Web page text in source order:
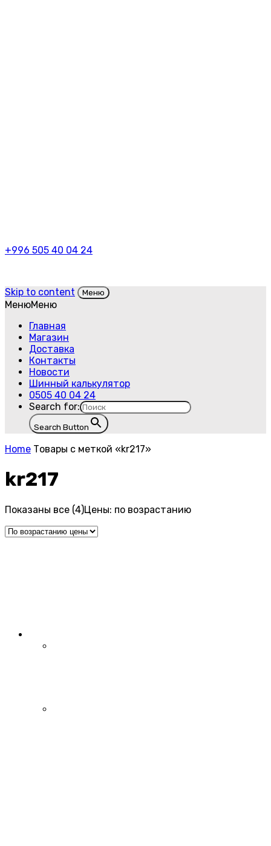
+996 505 40 04 24
Skip to content Меню
МенюМеню
Главная
Магазин
Доставка
Контакты
Новости
Шинный калькулятор
0505 40 04 24
Search for:
Search Button
Home Товары с меткой «kr217»
kr217
Показаны все (4)Цены: по возрастанию